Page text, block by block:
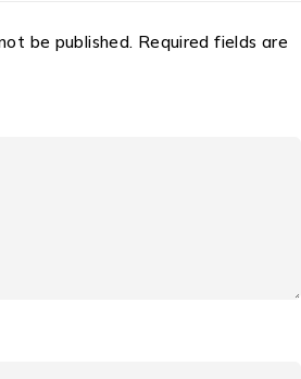
be published. Required fields are